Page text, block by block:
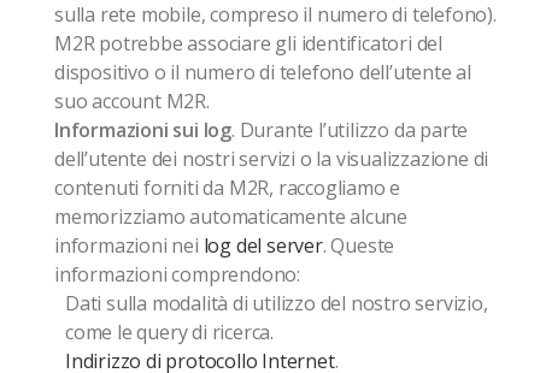
sulla rete mobile, compreso il numero di telefono).
M2R potrebbe associare gli identificatori del
dispositivo o il numero di telefono dell’utente al
suo account M2R.
Informazioni sui log. Durante l’utilizzo da parte
dell’utente dei nostri servizi o la visualizzazione di
contenuti forniti da M2R, raccogliamo e
memorizziamo automaticamente alcune
informazioni nei log del server. Queste
informazioni comprendono:
Dati sulla modalità di utilizzo del nostro servizio,
come le query di ricerca.
Indirizzo di protocollo Internet.